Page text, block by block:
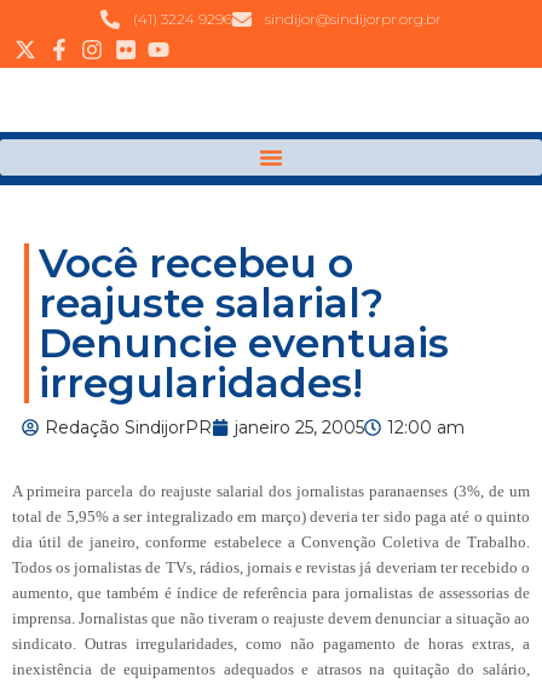
(41) 3224 9296 sindijor@sindijorpr.org.br
Você recebeu o
reajuste salarial?
Denuncie eventuais
irregularidades!
Redação SindijorPR janeiro 25, 2005 12:00 am
A primeira parcela do reajuste salarial dos jornalistas paranaenses (3%, de um
total de 5,95% a ser integralizado em março) deveria ter sido paga até o quinto
dia útil de janeiro, conforme estabelece a Convenção Coletiva de Trabalho.
Todos os jornalistas de TVs, rádios, jornais e revistas já deveriam ter recebido o
aumento, que também é índice de referência para jornalistas de assessorias de
imprensa. Jornalistas que não tiveram o reajuste devem denunciar a situação ao
sindicato. Outras irregularidades, como não pagamento de horas extras, a
inexistência de equipamentos adequados e atrasos na quitação do salário,